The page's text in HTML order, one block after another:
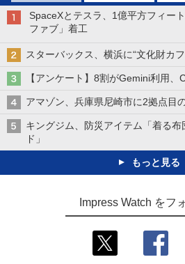
SpaceXとテスラ、1億平方フィー
ファブ」着工
スターバックス、横浜に“文化財カ
【アンケート】8割がGemini利用
アマゾン、兵庫県尼崎市に2拠点
キングジム、防災アイテム「着る
ド」
もっと見る
Impress Watch をフ